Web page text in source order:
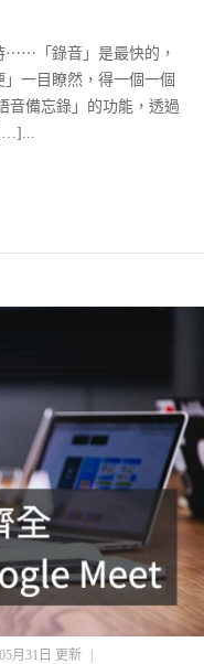
⋯⋯「錄音」是最快的，
一目瞭然，得一個一個
音備忘錄」的功能，透過
[…]...
月31日 更新
|